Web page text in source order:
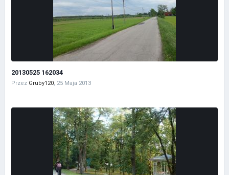
20130525 162034
Przez Gruby120, 25 Maja 2013